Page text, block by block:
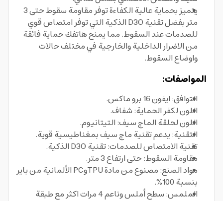
يتميز بحماية عالية الكفاءة توفر مقاومة سقوط حتى 3
متر بفضل تقنية D3O الذكية التي توفر امتصاص قوي
للصدمات عند السقوط. مما يمنح هاتفك حماية فائقة
من الاضرار الداخلية والخارجية في مختلف حالات
واوضاع السقوط.
المواصفات:
التوافق: ايفون 16 برو ماكس.
اللون لكفر الحماية: شفاف.
اللون لحلقة الماج سيف: التيتانيوم.
التقنية: يدعم تقنية ماج سيف بمغناطيسية قوية.
تقنية الامتصاص للصدمات: تقنية D3O الذكية.
مقاومة السقوط: حتى ارتفاع 3 متر.
مواد الصنع: مصنوع من مادة TPUوPC الألمانية من باير
بنسبة 100%.
الملمس: سطح أملس وناعم 4 مرات اكثر مع طبقة